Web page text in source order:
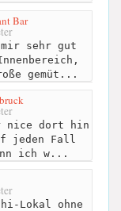
Bar
sehr gut
gemüt...
nice dort hin
jeden Fall
ich w...
Lokal ohne